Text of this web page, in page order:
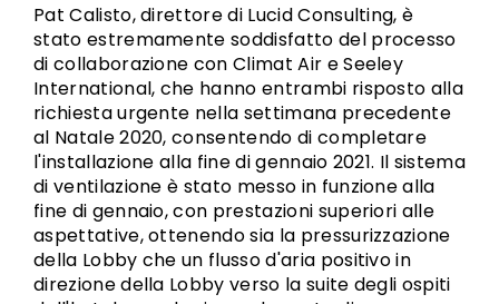
Pat Calisto, direttore di Lucid Consulting, è
stato estremamente soddisfatto del processo
di collaborazione con Climat Air e Seeley
International, che hanno entrambi risposto alla
richiesta urgente nella settimana precedente
al Natale 2020, consentendo di completare
l'installazione alla fine di gennaio 2021. Il sistema
di ventilazione è stato messo in funzione alla
fine di gennaio, con prestazioni superiori alle
aspettative, ottenendo sia la pressurizzazione
della Lobby che un flusso d'aria positivo in
direzione della Lobby verso la suite degli ospiti